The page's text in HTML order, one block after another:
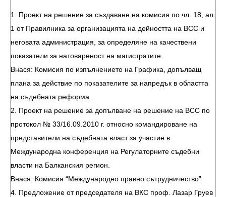
1. Проект на решение за създаване на комисия по чл. 18, ал.
1 от Правилника за организацията на дейността на ВСС и
неговата администрация, за определяне на качествени
показатели за натовареност на магистратите.
Внася: Комисия по изпълнението на Графика, допълващ
плана за действие по показателите за напредък в областта
на съдебната реформа
2. Проект на решение за допълване на решение на ВСС по
протокол № 33/16.09.2010 г. относно командироване на
представители на съдебната власт за участие в
Международна конференция на Регулаторните съдебни
власти на Балканския регион.
Внася: Комисия “Международно правно сътрудничество”
4. Предложение от председателя на ВКС проф. Лазар Груев